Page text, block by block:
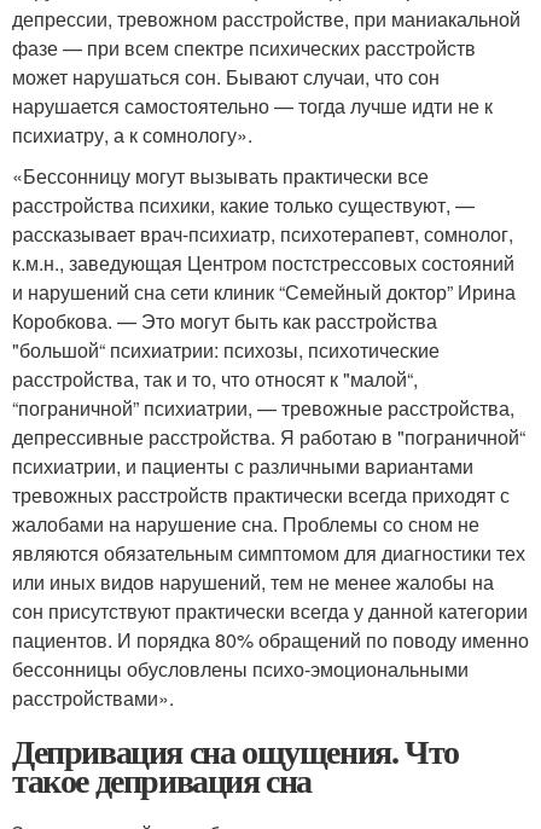
депрессии, тревожном расстройстве, при маниакальной
фазе — при всем спектре психических расстройств
может нарушаться сон. Бывают случаи, что сон
нарушается самостоятельно — тогда лучше идти не к
психиатру, а к сомнологу».
«Бессонницу могут вызывать практически все
расстройства психики, какие только существуют, —
рассказывает врач-психиатр, психотерапевт, сомнолог,
к.м.н., заведующая Центром постстрессовых состояний
и нарушений сна сети клиник “Семейный доктор” Ирина
Коробкова. — Это могут быть как расстройства
"большой“ психиатрии: психозы, психотические
расстройства, так и то, что относят к "малой“,
“пограничной” психиатрии, — тревожные расстройства,
депрессивные расстройства. Я работаю в "пограничной“
психиатрии, и пациенты с различными вариантами
тревожных расстройств практически всегда приходят с
жалобами на нарушение сна. Проблемы со сном не
являются обязательным симптомом для диагностики тех
или иных видов нарушений, тем не менее жалобы на
сон присутствуют практически всегда у данной категории
пациентов. И порядка 80% обращений по поводу именно
бессонницы обусловлены психо-эмоциональными
расстройствами».
Депривация сна ощущения. Что
такое депривация сна